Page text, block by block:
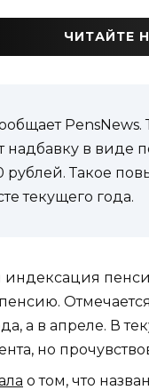
ЧИТАЙТЕ
надбавку в виде
рублей. Такое
текущего года.
а в апреле. В
но
о том, что